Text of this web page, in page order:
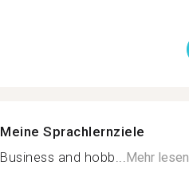
Meine Sprachlernziele
Business and hobb...Mehr lesen